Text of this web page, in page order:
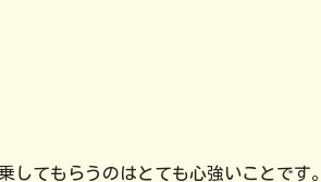
てもらうのはとても心強いことです。